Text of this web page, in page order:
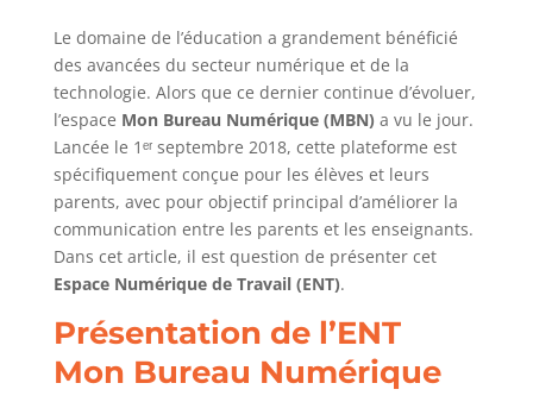
Le domaine de l’éducation a grandement bénéficié
des avancées du secteur numérique et de la
technologie. Alors que ce dernier continue d’évoluer,
l’espace Mon Bureau Numérique (MBN) a vu le jour.
Lancée le 1ᵉʳ septembre 2018, cette plateforme est
spécifiquement conçue pour les élèves et leurs
parents, avec pour objectif principal d’améliorer la
communication entre les parents et les enseignants.
Dans cet article, il est question de présenter cet
Espace Numérique de Travail (ENT).
Présentation de l’ENT
Mon Bureau Numérique